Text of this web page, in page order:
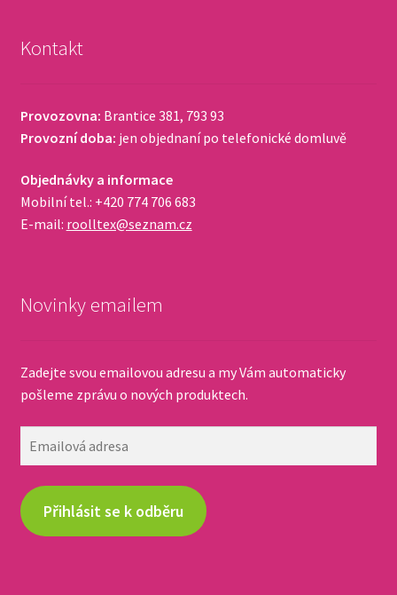
Kontakt
Provozovna: Brantice 381, 793 93
Provozní doba: jen objednaní po telefonické domluvě
Objednávky a informace
Mobilní tel.: +420 774 706 683
E-mail: roolltex@seznam.cz
Novinky emailem
Zadejte svou emailovou adresu a my Vám automaticky
pošleme zprávu o nových produktech.
Přihlásit se k odběru